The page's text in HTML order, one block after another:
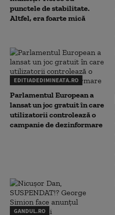
punctele de stabilitate.
Altfel, era foarte mică
EDITIADEDIMINEATA.RO
Parlamentul European a
lansat un joc gratuit în care
utilizatorii controlează o
campanie de dezinformare
GANDUL.RO